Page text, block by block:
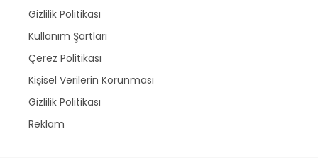
Gizlilik Politikası
Kullanım Şartları
Çerez Politikası
Kişisel Verilerin Korunması
Gizlilik Politikası
Reklam